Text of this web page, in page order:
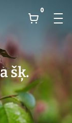
0
šķ.